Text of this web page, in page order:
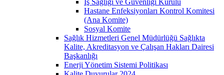
Hastane Enfeksiyonları Kontrol Komitesi
(Ana Komite)
Sosyal Komite
Sağlık Hizmetleri Genel Müdürlüğü Sağlıkta
Kalite, Akreditasyon ve Çalışan Hakları Dairesi
Başkanlığı
Enerji Yönetim Sistemi Politikası